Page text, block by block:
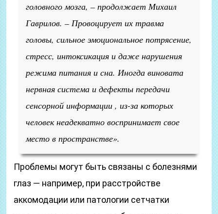
головного мозга, – продолжает Михаил
Гаврилов. – Провоцирует их травма
головы, сильное эмоциональное потрясение,
стресс, интоксикация и даже нарушения
режима питания и сна. Иногда виновата
нервная система и дефекты передачи
сенсорной информации , из-за которых
человек неадекватно воспринимает свое
место в пространстве».
Проблемы могут быть связаны с болезнями
глаз — например, при расстройстве
аккомодации или патологии сетчатки